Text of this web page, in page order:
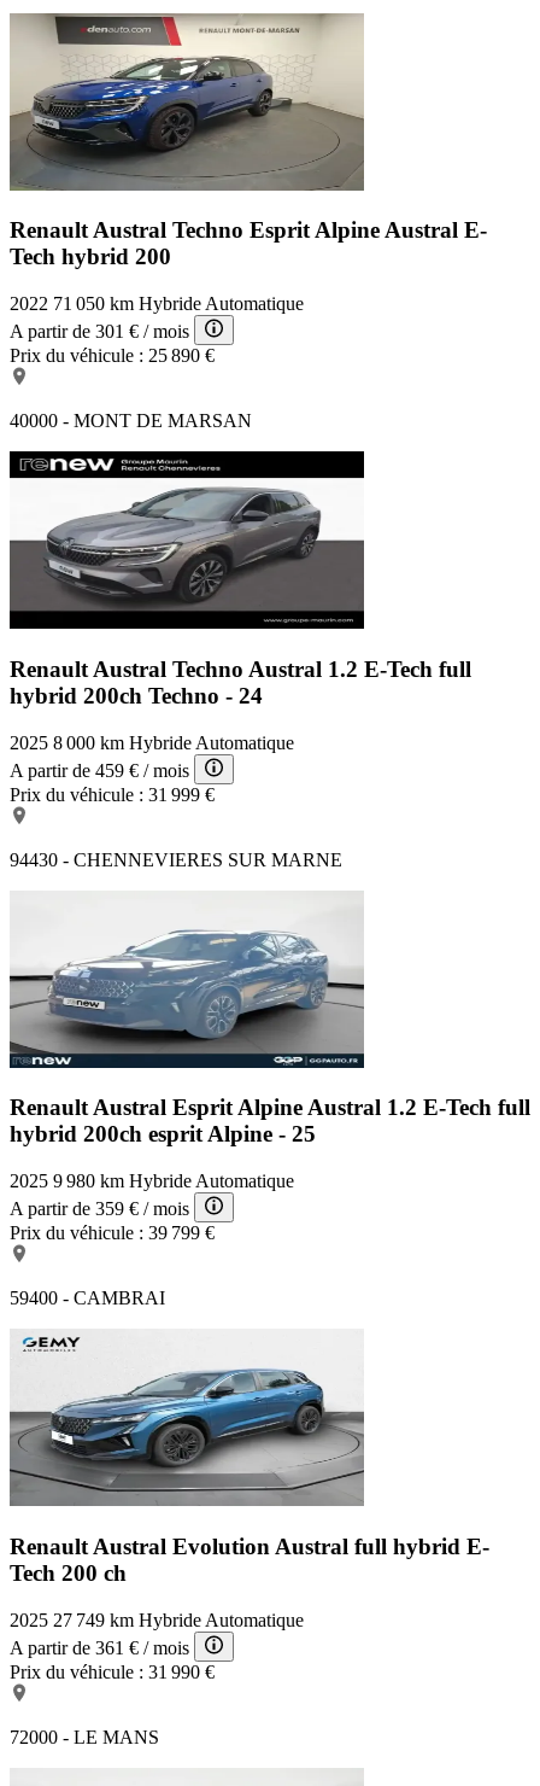
Renault Austral Techno Esprit AlpineAustral E-
Tech hybrid 200
2022 71 050 km Hybride Automatique
A partir de 301 € / mois
Prix du véhicule : 25 890 €
40000 - MONT DE MARSAN
Renault Austral Techno Austral 1.2 E-Tech full
hybrid 200ch Techno - 24
2025 8 000 km Hybride Automatique
A partir de 459 € / mois
Prix du véhicule : 31 999 €
94430 - CHENNEVIERES SUR MARNE
Renault Austral Esprit AlpineAustral 1.2 E-Tech full
hybrid 200ch esprit Alpine - 25
2025 9 980 km Hybride Automatique
A partir de 359 € / mois
Prix du véhicule : 39 799 €
59400 - CAMBRAI
Renault Austral Evolution Austral full hybrid E-
Tech 200 ch
2025 27 749 km Hybride Automatique
A partir de 361 € / mois
Prix du véhicule : 31 990 €
72000 - LE MANS